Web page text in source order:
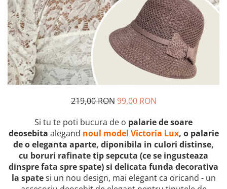
219,00 RON 99,00 RON
Si tu te poti bucura de o palarie de soare
deosebita alegand noul model Victoria Lux, o palarie
de o eleganta aparte, diponibila in culori distinse,
cu boruri rafinate tip sepcuta (ce se ingusteaza
dinspre fata spre spate) si delicata funda decorativa
la spatesi un nou design, mai elegant ca oricand - un